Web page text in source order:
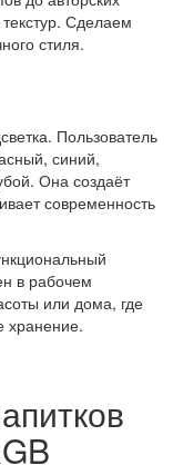
Сделаем
стиля.
Пользователь
синий,
Она создаёт
современность
в рабочем
или дома, где
хранение.